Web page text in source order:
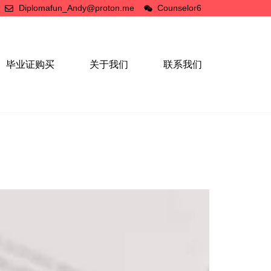
Diplomafun_Andy@proton.me Counselor6
毕业证购买 关于我们 联系我们